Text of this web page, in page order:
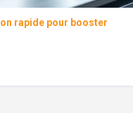
rapide pour booster